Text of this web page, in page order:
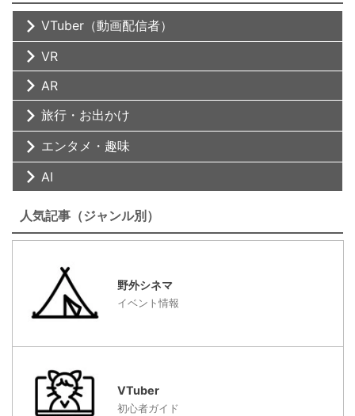
VTuber（動画配信者）
VR
AR
旅行・お出かけ
エンタメ・趣味
AI
人気記事（ジャンル別）
野外シネマ
イベント情報
VTuber
初心者ガイド